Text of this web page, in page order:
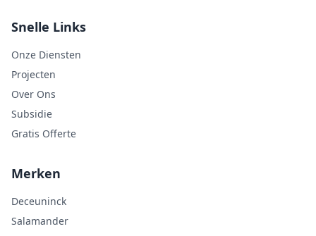
Snelle Links
Onze Diensten
Projecten
Over Ons
Subsidie
Gratis Offerte
Merken
Deceuninck
Salamander